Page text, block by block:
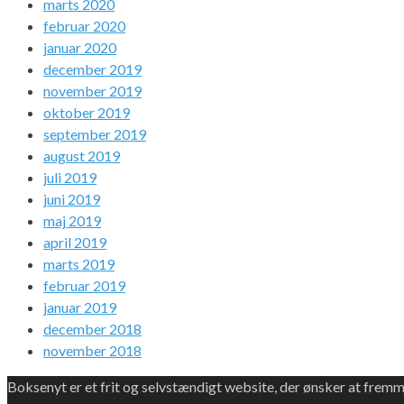
marts 2020
februar 2020
januar 2020
december 2019
november 2019
oktober 2019
september 2019
august 2019
juli 2019
juni 2019
maj 2019
april 2019
marts 2019
februar 2019
januar 2019
december 2018
november 2018
Boksenyt er et frit og selvstændigt website, der ønsker at